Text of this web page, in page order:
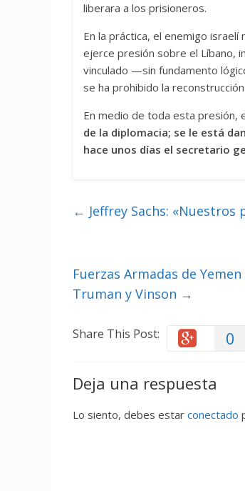
liberara a los prisioneros.
En la práctica, el enemigo
ejerce presión sobre el Líbano,
vinculado —sin fundamento
se ha prohibido la
En medio de toda esta presión,
de la diplomacia; se le está
hace unos días el secretario
← Jeffrey Sachs:
Fuerzas Armadas de
Truman y Vinson →
Share This Post: 0
Deja una respuesta
Lo siento, debes estar conectado